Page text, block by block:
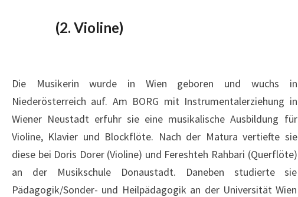
(2. Violine)
Die Musikerin wurde in Wien geboren und wuchs in
Niederösterreich auf. Am BORG mit Instrumentalerziehung in
Wiener Neustadt erfuhr sie eine musikalische Ausbildung für
Violine, Klavier und Blockflöte. Nach der Matura vertiefte sie
diese bei Doris Dorer (Violine) und Fereshteh Rahbari (Querflöte)
an der Musikschule Donaustadt. Daneben studierte sie
Pädagogik/Sonder- und Heilpädagogik an der Universität Wien